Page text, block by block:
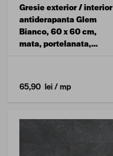
Gresie exterior / interior
antiderapanta Glem
Bianco, 60 x 60 cm,
mata, portelanata,
65,90 lei/ mp